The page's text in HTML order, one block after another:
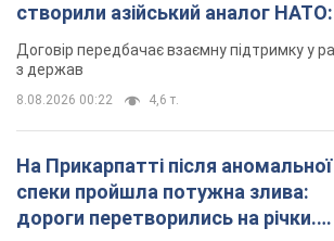
створили азійський аналог
Договір передбачає взаємну підтримку у
з держав
8.08.2026 00:22 4,6 т.
На Прикарпатті після аномальної
спеки пройшла потужна злива:
дороги перетворились на річки.